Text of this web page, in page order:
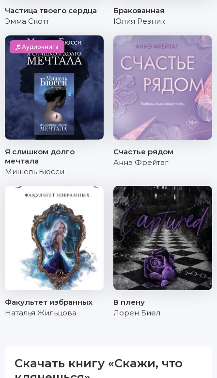
Частица твоего сердца
Эмма Скотт
Бракованная
Юлия Резник
Аудиокнига
Я слишком долго
мечтала
Мишель Бюсси
Счастье рядом
Аннэ Фрейтаг
Факультет избранных
Наталья Жильцова
В плену
Лорен Биел
Скачать книгу «Скажи, что